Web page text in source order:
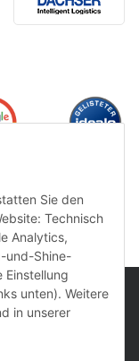
Sie den
Technisch
Analytics,
und-Shine-
Einstellung
unten). Weitere
in unserer